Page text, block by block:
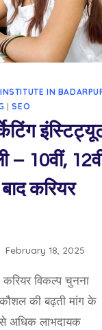
IN
|SEO
– 10वीं,
करियर
February 18, 2025
विकल्प चुनना
की बढ़ती मांग के
अधिक लाभदायक